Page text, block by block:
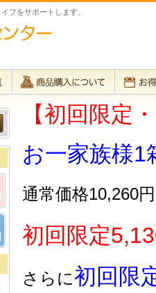
フをサポートします。
【初回限定
お一家族様1
通常価格10,260円
初回限定
さらに初回限